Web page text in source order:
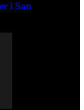
i San